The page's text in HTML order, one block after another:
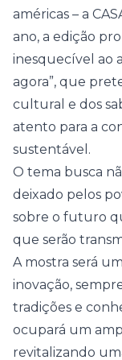
américas – a
ano, a edição
inesquecível ao
agora”, que
cultural e dos
atento para a
sustentável.
O tema busca
deixado pelos
sobre o futuro
que serão
A mostra será
inovação,
tradições e
ocupará um
revitalizando